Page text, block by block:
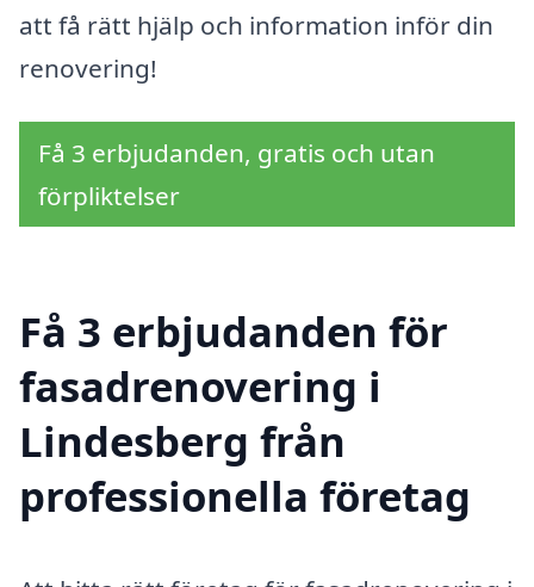
att få rätt hjälp och information inför din
renovering!
Få 3 erbjudanden, gratis och utan
förpliktelser
Få 3 erbjudanden för
fasadrenovering i
Lindesberg från
professionella företag